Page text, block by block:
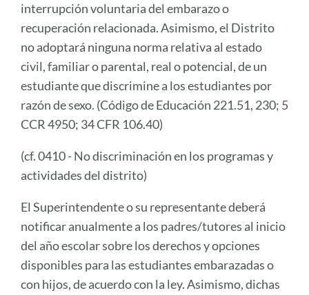
interrupción voluntaria del embarazo o
recuperación relacionada. Asimismo, el Distrito
no adoptará ninguna norma relativa al estado
civil, familiar o parental, real o potencial, de un
estudiante que discrimine a los estudiantes por
razón de sexo. (Código de Educación 221.51, 230; 5
CCR 4950; 34 CFR 106.40)
(cf. 0410 - No discriminación en los programas y
actividades del distrito)
El Superintendente o su representante deberá
notificar anualmente a los padres/tutores al inicio
del año escolar sobre los derechos y opciones
disponibles para las estudiantes embarazadas o
con hijos, de acuerdo con la ley. Asimismo, dichas